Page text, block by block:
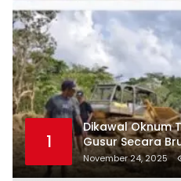
1
Dikawal Oknum
Gusur Secara
Warga,
Tertibkan
November 24, 2025